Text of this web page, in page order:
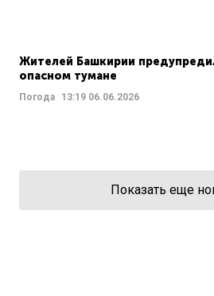
Жителей Башкирии
опасном тумане
Погода 13:19 06.06.2026
Показать еще